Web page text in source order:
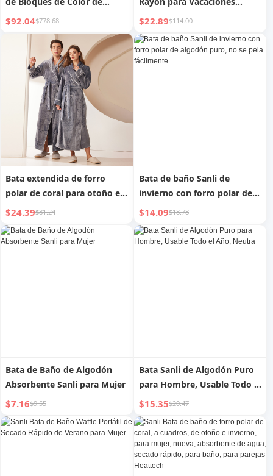
Rayas Finas Estilo Ins
$92.04$778.68
Protección Solar Cubre Bikini
$22.89$114.00
Bata extendida de forro
polar de coral para otoño e
invierno
$24.39$81.24
Bata de baño Sanli de
invierno con forro polar de
algodón puro, no se pela
fácilmente
$14.09$18.78
Bata de Baño de Algodón
Absorbente Sanli para Mujer
$7.16$9.55
Bata Sanli de Algodón Puro
para Hombre, Usable Todo el
Año, Neutra
$15.35$20.47